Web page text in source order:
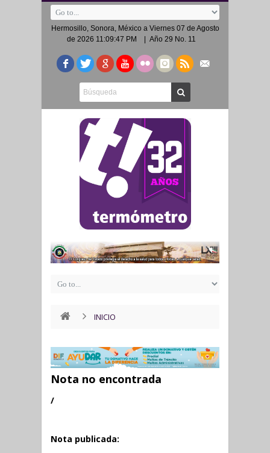
Hermosillo, Sonora, México a Viernes 07 de Agosto
de 2026 11:09:47 PM
| Año 29 No. 11
INICIO
Nota no encontrada
/
Nota publicada: